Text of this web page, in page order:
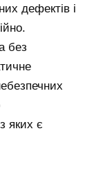
дефектів і
без
яких є